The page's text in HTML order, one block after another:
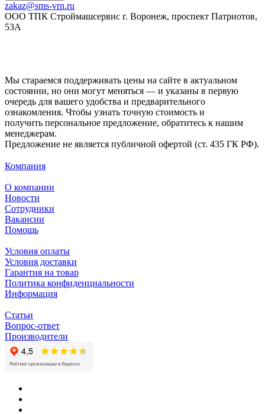
zakaz@sms-vrn.ru
ООО ТПК Строймашсервис г. Воронеж, проспект Патриотов,
53А
Мы стараемся поддерживать цены на сайте в актуальном
состоянии, но они могут меняться — и указаны в первую
очередь для вашего удобства и предварительного
ознакомления. Чтобы узнать точную стоимость и
получить персональное предложение, обратитесь к нашим
менеджерам.
Предложение не является публичной офертой (ст. 435 ГК РФ).
Компания
О компании
Новости
Сотрудники
Вакансии
Помощь
Условия оплаты
Условия доставки
Гарантия на товар
Политика конфиденциальности
Информация
Статьи
Вопрос-ответ
Производители